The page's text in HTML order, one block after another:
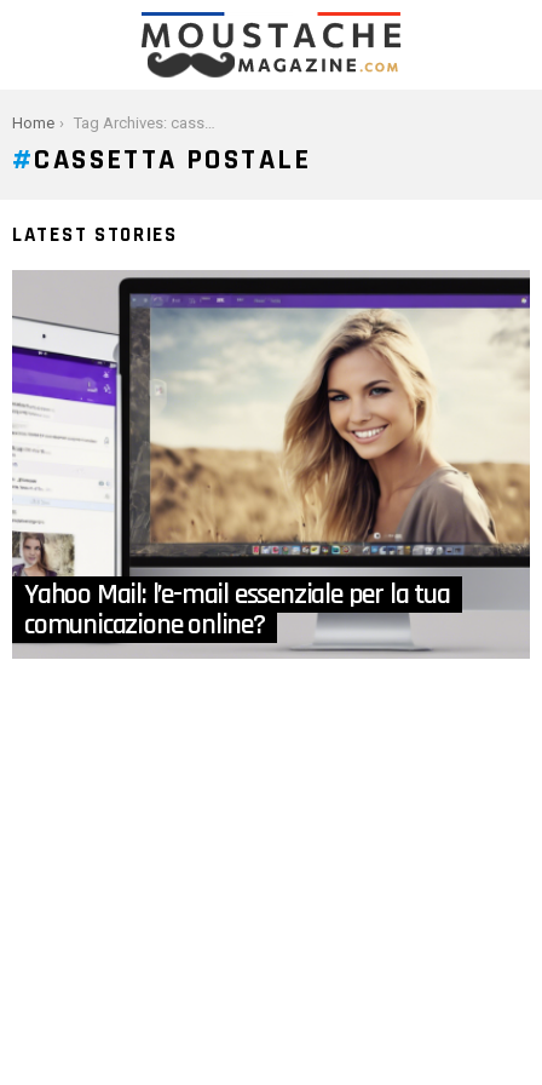
You are here:
Home Tag Archives: cassetta postale
CASSETTA POSTALE
LATEST STORIES
Yahoo Mail: l’e-mail essenziale per la tua
comunicazione online?